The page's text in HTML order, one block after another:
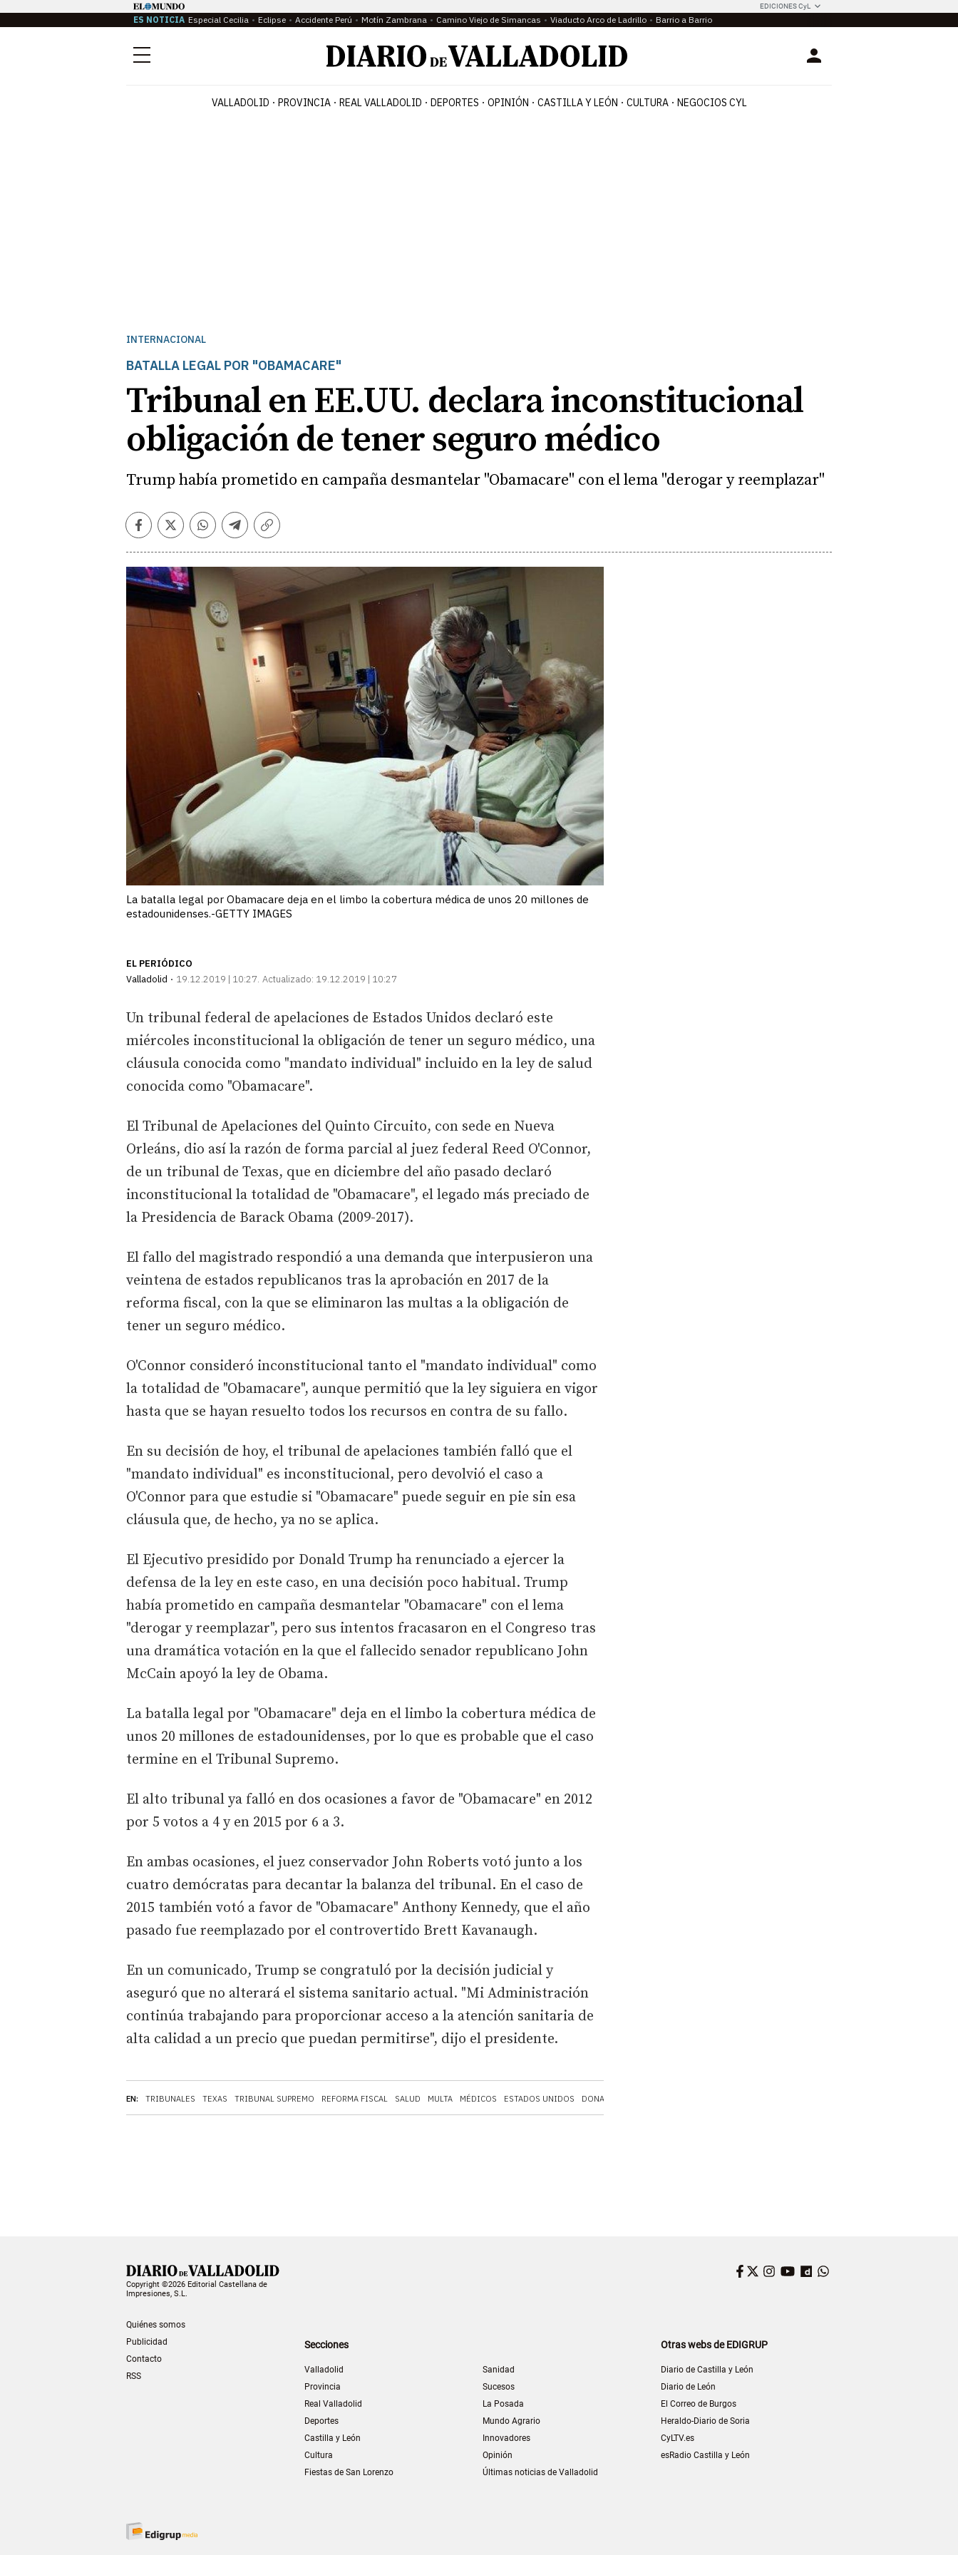
EDICIONES CyL
ES NOTICIA Especial Cecilia Eclipse Accidente Perú Motín Zambrana Camino Viejo de Simancas Viaducto Arco de Ladrillo Barrio a Barrio
Menú Login
VALLADOLID PROVINCIA REAL VALLADOLID DEPORTES OPINIÓN CASTILLA Y LEÓN CULTURA NEGOCIOS CYL
INTERNACIONAL
BATALLA LEGAL POR "OBAMACARE"
Tribunal en EE.UU. declara inconstitucional
obligación de tener seguro médico
Trump había prometido en campaña desmantelar "Obamacare" con el lema "derogar y reemplazar"
Facebook
TwitterWhatsapp
Telegram
Copiar
La batalla legal por Obamacare deja en el limbo la cobertura médica de unos 20 millones de
estadounidenses.-GETTY IMAGES
EL PERIÓDICO
Valladolid
19.12.2019 | 10:27 Actualizado: 19.12.2019 | 10:27
EN: TRIBUNALES TEXAS TRIBUNAL SUPREMO REFORMA FISCAL SALUD MULTA MÉDICOS ESTADOS UNIDOS DONALD TRUMP
Un tribunal federal de apelaciones de Estados Unidos declaró este
miércoles inconstitucional la obligación de tener un seguro médico, una
cláusula conocida como "mandato individual" incluido en la ley de salud
conocida como "Obamacare".
El Tribunal de Apelaciones del Quinto Circuito, con sede en Nueva
Orleáns, dio así la razón de forma parcial al juez federal Reed O'Connor,
de un tribunal de Texas, que en diciembre del año pasado declaró
inconstitucional la totalidad de "Obamacare", el legado más preciado de
la Presidencia de Barack Obama (2009-2017).
El fallo del magistrado respondió a una demanda que interpusieron una
veintena de estados republicanos tras la aprobación en 2017 de la
reforma fiscal, con la que se eliminaron las multas a la obligación de
tener un seguro médico.
O'Connor consideró inconstitucional tanto el "mandato individual" como
la totalidad de "Obamacare", aunque permitió que la ley siguiera en vigor
hasta que se hayan resuelto todos los recursos en contra de su fallo.
En su decisión de hoy, el tribunal de apelaciones también falló que el
"mandato individual" es inconstitucional, pero devolvió el caso a
O'Connor para que estudie si "Obamacare" puede seguir en pie sin esa
cláusula que, de hecho, ya no se aplica.
El Ejecutivo presidido por Donald Trump ha renunciado a ejercer la
defensa de la ley en este caso, en una decisión poco habitual. Trump
había prometido en campaña desmantelar "Obamacare" con el lema
"derogar y reemplazar", pero sus intentos fracasaron en el Congreso tras
una dramática votación en la que el fallecido senador republicano John
McCain apoyó la ley de Obama.
La batalla legal por "Obamacare" deja en el limbo la cobertura médica de
unos 20 millones de estadounidenses, por lo que es probable que el caso
termine en el Tribunal Supremo.
El alto tribunal ya falló en dos ocasiones a favor de "Obamacare" en 2012
por 5 votos a 4 y en 2015 por 6 a 3.
En ambas ocasiones, el juez conservador John Roberts votó junto a los
cuatro demócratas para decantar la balanza del tribunal. En el caso de
2015 también votó a favor de "Obamacare" Anthony Kennedy, que el año
pasado fue reemplazado por el controvertido Brett Kavanaugh.
En un comunicado, Trump se congratuló por la decisión judicial y
aseguró que no alterará el sistema sanitario actual. "Mi Administración
continúa trabajando para proporcionar acceso a la atención sanitaria de
alta calidad a un precio que puedan permitirse", dijo el presidente.
Copyright ©2026 Editorial Castellana de
Impresiones, S.L.
Quiénes somos
Publicidad
Contacto
RSS
Facebook
Twitter
Instagram
YouTube
Dailymotion
Secciones
Valladolid
Provincia
Real Valladolid
Deportes
Castilla y León
Cultura
Fiestas de San Lorenzo
Sanidad
Sucesos
La Posada
Mundo Agrario
Innovadores
Opinión
Últimas noticias de Valladolid
Otras webs de EDIGRUP
Diario de Castilla y León
Diario de León
El Correo de Burgos
Heraldo-Diario de Soria
CyLTV.es
esRadio Castilla y León